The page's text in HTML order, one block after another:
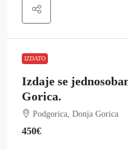
IZDATO
Izdaje se
Gorica.
Podgorica, Donja Gorica
450€